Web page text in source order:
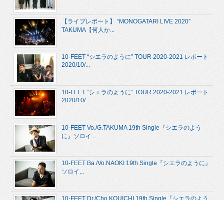
【ライブレポート】 “MONOGATARI LIVE 2020”
TAKUMA【何人か...
10-FEET “シエラのように” TOUR 2020-2021 レポート
2020/10/...
10-FEET “シエラのように” TOUR 2020-2021 レポート
2020/10/...
10-FEET Vo./G.TAKUMA 19th Single『シエラのよう
に』ソロイ...
10-FEET Ba./Vo.NAOKI 19th Single『シエラのように』
ソロイ...
10-FEET Dr./Cho.KOUICHI 19th Single『シエラのよう